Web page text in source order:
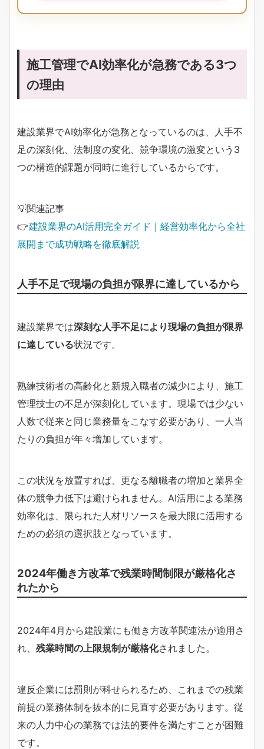
施工管理でAI効率化が急務である3つ
の理由
建設業界でAI効率化が急務となっているのは、人手不
足の深刻化、法制度の変化、競争環境の激変という3
つの構造的課題が同時に進行しているからです。
💡関連記事
👉建設業界のAI活用完全ガイド｜経営効率化から全社
展開まで成功戦略を徹底解説
人手不足で現場の負担が限界に達しているから
建設業界では深刻な人手不足により現場の負担が限界
に達している状況です。
熟練技術者の高齢化と新規入職者の減少により、施工
管理技士の不足が深刻化しています。現場では少ない
人数で従来と同じ業務量をこなす必要があり、一人当
たりの負担が年々増加しています。
この状況を放置すれば、更なる離職者の増加と業界全
体の競争力低下は避けられません。AI活用による業務
効率化は、限られた人材リソースを最大限に活用する
ための必須の選択肢となっています。
2024年働き方改革で残業時間制限が厳格化さ
れたから
2024年4月から建設業にも働き方改革関連法が適用さ
れ、 残業時間の上限規制が厳格化されました。
違反企業には罰則が科せられるため、これまでの残業
前提の業務体制を抜本的に見直す必要があります。従
来の人力中心の業務では法的要件を満たすことが困難
です。